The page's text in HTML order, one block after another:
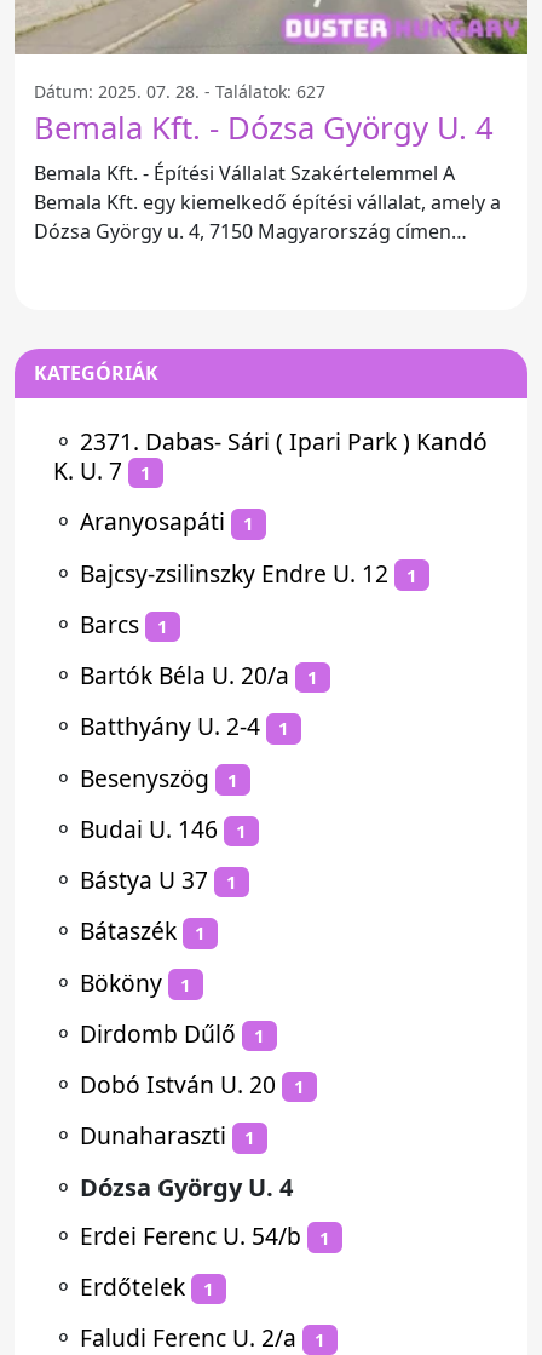
Dátum: 2025. 07. 28. - Találatok: 627
Bemala Kft. - Dózsa György U. 4
Bemala Kft. - Építési Vállalat Szakértelemmel A
Bemala Kft. egy kiemelkedő építési vállalat, amely a
Dózsa György u. 4, 7150 Magyarország címen
KATEGÓRIÁK
⚬ 2371. Dabas- Sári ( Ipari Park ) Kandó
K. U. 7
1
⚬ Aranyosapáti 1
⚬ Bajcsy-zsilinszky Endre U. 12 1
⚬ Barcs 1
⚬ Bartók Béla U. 20/a 1
⚬ Batthyány U. 2-4 1
⚬ Besenyszög 1
⚬ Budai U. 146 1
⚬ Bástya U 37 1
⚬ Bátaszék 1
⚬ Bököny 1
⚬ Dirdomb Dűlő 1
⚬ Dobó István U. 20 1
⚬ Dunaharaszti 1
⚬ Dózsa György U. 4
⚬ Erdei Ferenc U. 54/b 1
⚬ Erdőtelek 1
⚬ Faludi Ferenc U. 2/a 1